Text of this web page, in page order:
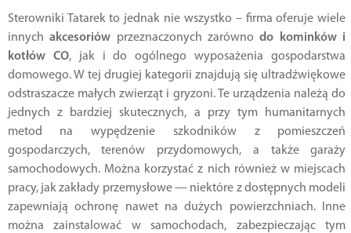
Sterowniki Tatarek to jednak nie wszystko – firma oferuje wiele
innychakcesoriów przeznaczonych zarównodo kominków i
kotłów CO, jak i do ogólnego wyposażenia gospodarstwa
domowego. W tej drugiej kategorii znajdują się ultradźwiękowe
odstraszacze małych zwierząt i gryzoni. Te urządzenia należą do
jednych z bardziej skutecznych, a przy tym humanitarnych
metod na wypędzenie szkodników z pomieszczeń
gospodarczych, terenów przydomowych, a także garaży
samochodowych. Można korzystać z nich również w miejscach
pracy, jak zakłady przemysłowe — niektóre z dostępnych modeli
zapewniają ochronę nawet na dużych powierzchniach. Inne
można zainstalować w samochodach, zabezpieczając tym